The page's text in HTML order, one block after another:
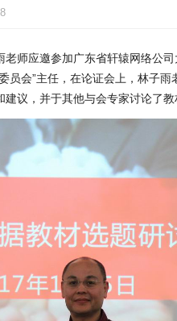
师应邀参加广东省轩辕网络公
员会”主任，在论证会上，林子
议，并于其他与会专家讨论了教